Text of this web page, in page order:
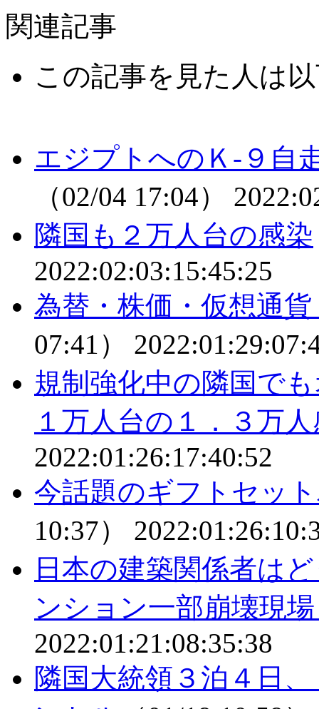
関連記事
この記事を見た人は
エジプトへのＫ-９自
（02/04 17:04）
隣国も２万人台の感染
2022:02:03:15:45:25
為替・株価・仮想通
07:41）
規制強化中の隣国で
１万人台の１．３万
2022:01:26:17:40:52
今話題のギフトセッ
10:37）
日本の建築関係者は
ンション一部崩壊現
2022:01:21:08:35:38
隣国大統領３泊４日